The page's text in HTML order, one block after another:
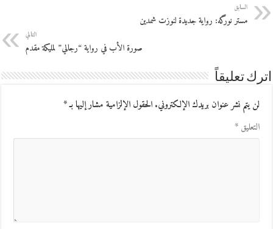
السابق
مستر نورگه: رواية جديدة لنوزت شمدين
التالي
صورة الأب في رواية “رجالي” لمليكة مقدم
اترك تعليقاً
لن يتم نشر عنوان بريدك الإلكتروني.الحقول الإلزامية مشار إليها بـ*
التعليق*